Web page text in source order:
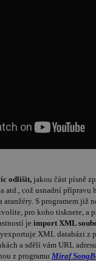
odlišit, jakou část písně
atd., což usnadní přípravu
S programem již
pro koho tisknete, a
je import XML
XML databázi z
a sdělí vám URL
z programu Miraf